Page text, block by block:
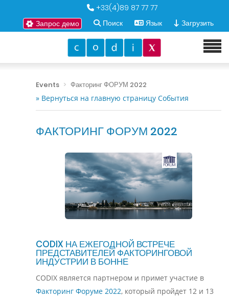
+33(4)89 87 77 77
Запрос демо
Поиск Язык Загрузить
Events
Факторинг ФОРУМ 2022
» Вернуться на главную страницу События
ФАКТОРИНГ ФОРУМ 2022
CODIX НА ЕЖЕГОДНОЙ ВСТРЕЧЕ
ПРЕДСТАВИТЕЛЕЙ ФАКТОРИНГОВОЙ
ИНДУСТРИИ В БОННЕ
CODIX является партнером и примет участие в
Факторинг Форуме 2022, который пройдет 12 и 13